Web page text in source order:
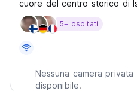
cuore del centro storico di
venticinque letti in piccoli
bagni sono ai piani e
5+ ospitati
Nessuna camera privata
disponibile.